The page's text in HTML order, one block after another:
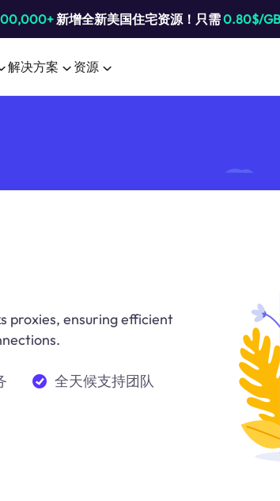
新增全新美国住宅资源！只需0.80$/GB
解决方案 资源
proxies, ensuring efficient
全天候支持团队